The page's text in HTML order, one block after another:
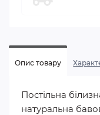
Опис товару
Постільна
натуральна